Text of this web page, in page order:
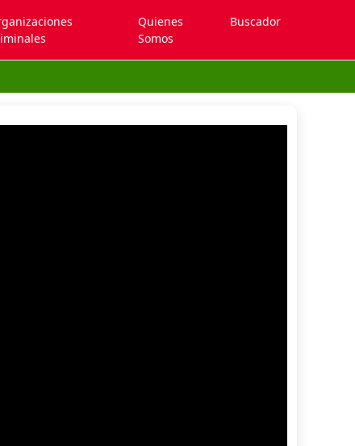
Quienes
Somos
Buscador